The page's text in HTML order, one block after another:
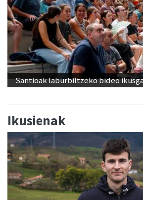
Santioak laburbiltzeko bideo
Ikusienak